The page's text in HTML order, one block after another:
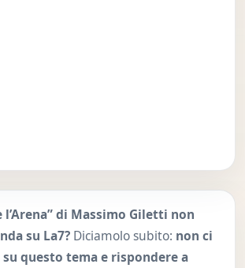
l’Arena” di Massimo Giletti non
su La7?Diciamolo subito: non ci
questo tema e rispondere a